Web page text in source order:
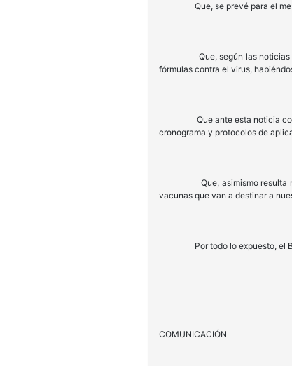
Que, se prevé para el mes de
Que, según las noticias y
fórmulas contra el virus,
Que ante esta noticia
cronograma y protocolos de
Que, asimismo resulta
vacunas que van a destinar a
Por todo lo expuesto, el
COMUNICACIÓN